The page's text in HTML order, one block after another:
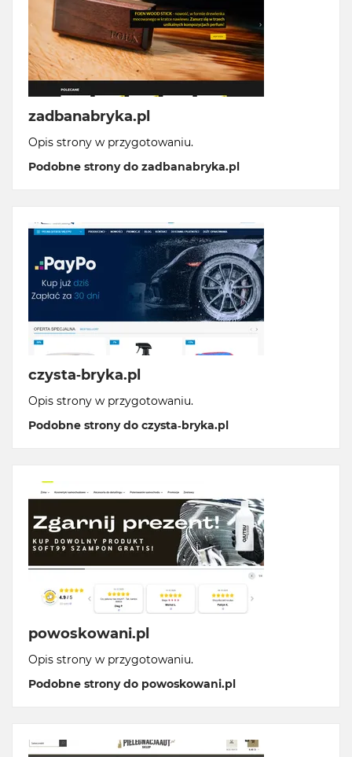
zadbanabryka.pl
Opis strony w przygotowaniu.
Podobne strony do zadbanabryka.pl
czysta-bryka.pl
Opis strony w przygotowaniu.
Podobne strony do czysta-bryka.pl
powoskowani.pl
Opis strony w przygotowaniu.
Podobne strony do powoskowani.pl